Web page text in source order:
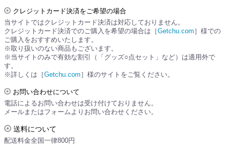
クレジットカード決済をご希望の場合
当サイトではクレジットカード決済は対応しておりません。
クレジットカード決済でのご購入を希望の場合は［Getchu.com ］様での
ご購入をおすすめいたします。
※取り扱いのない商品もございます。
※当サイトのみで有効な割引（「グッズ○点セット」など）は適用外で
す。
※詳しくは［Getchu.com ］様のサイトをご覧ください。
お問い合わせについて
電話によるお問い合わせは受け付けておりません。
メールまたはフォームよりお問い合わせください。
送料について
配送料金全国一律800円